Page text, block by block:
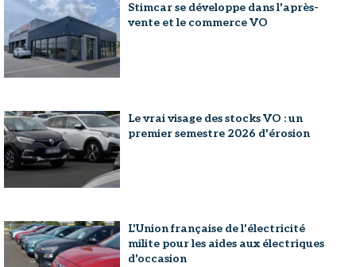
Stimcar se développe dans l'après-
vente et le commerce VO
Le vrai visage des stocks VO : un
premier semestre 2026 d'érosion
L'Union française de l'électricité
milite pour les aides aux électriques
d'occasion